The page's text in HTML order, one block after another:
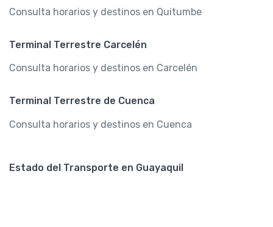
Consulta horarios y destinos en Quitumbe
Terminal Terrestre Carcelén
Consulta horarios y destinos en Carcelén
Terminal Terrestre de Cuenca
Consulta horarios y destinos en Cuenca
Estado del Transporte en Guayaquil